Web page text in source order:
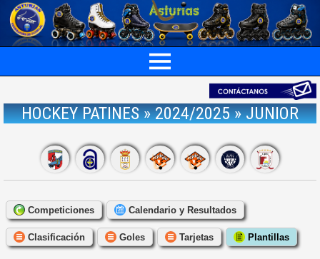
HOCKEY PATINES » 2024/2025 » JUNIOR
Competiciones Calendario y Resultados
Clasificación Goles Tarjetas Plantillas